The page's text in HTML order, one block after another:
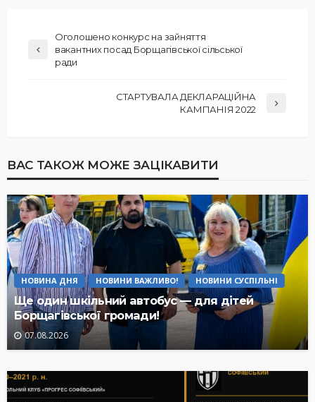
Оголошено конкурс на зайняття
вакантних посад Борщагівської сільської
ради
СТАРТУВАЛА ДЕКЛАРАЦІЙНА
КАМПАНІЯ 2022
ВАС ТАКОЖ МОЖЕ ЗАЦІКАВИТИ
НОВИНА ДНЯ НОВИНИ ВАЖЛИВО! НОВИНИ СУСПІЛЬНІ
Ще один шкільний автобус — для дітей
Борщагівської громади!
07.08.2026